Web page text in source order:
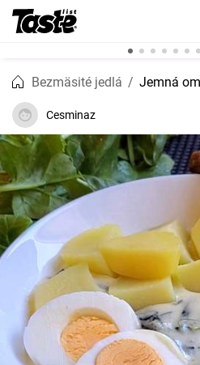
Bezmäsité jedlá
Cesminaz